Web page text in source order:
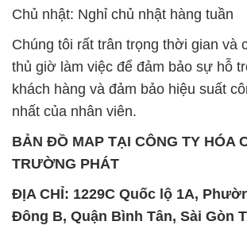
Chủ nhật: Nghỉ chủ nhật hàng tuần
Chúng tôi rất trân trọng thời gian và
thủ giờ làm việc để đảm bảo sự hỗ
khách hàng và đảm bảo hiệu suất
nhất của nhân viên.
BẢN ĐỒ MAP TẠI CÔNG TY HÓA
TRƯỜNG PHÁT
ĐỊA CHỈ: 1229C Quốc lộ 1A,
Đông B, Quận Bình Tân, Sài Gòn